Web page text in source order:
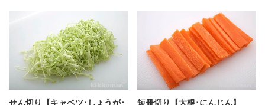
せん切り【キャベツ･しょうが･
短冊切り【大根･にんじん】